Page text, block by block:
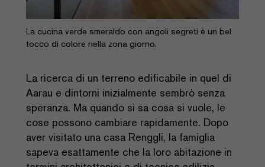
La cucina verde smeraldo con angoli segreti è un bel
tocco di colore nella zona giorno.
La ricerca di un terreno edificabile in quel di
Aarau e dintorni inizialmente sembrò senza
speranza. Ma quando si sa cosa si vuole, le
cose possono cambiare rapidamente. Dopo
aver visitato una casa Renggli, la famiglia
sapeva esattamente che la loro abitazione in